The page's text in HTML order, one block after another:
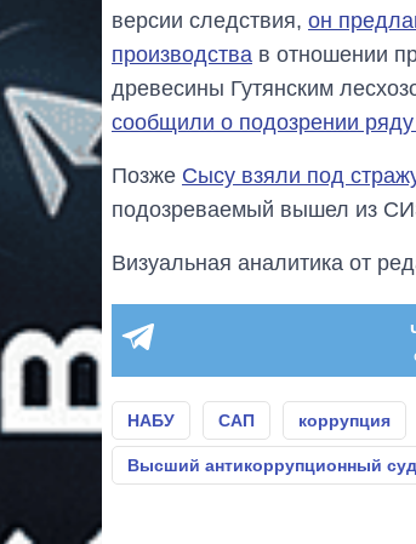
версии следствия, он
производства в отношении
древесины Гутянским
сообщили о подозрении
Позже Сысу взяли под
подозреваемый вышел из
Визуальная аналитика от
НАБУ САП коррупция
Высший антикоррупционный суд